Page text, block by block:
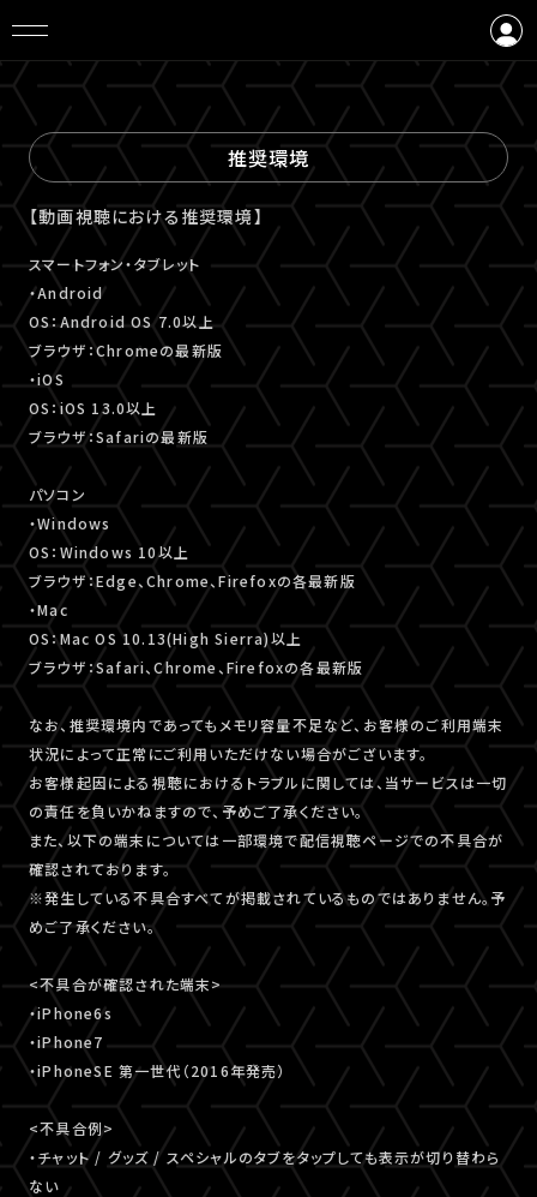
会員登録
推奨環境
【動画視聴における推奨環境】
スマートフォン・タブレット
・Android
OS：Android OS 7.0以上
ブラウザ：Chromeの最新版
・iOS
OS：iOS 13.0以上
ブラウザ：Safariの最新版
パソコン
・Windows
OS：Windows 10以上
ブラウザ：Edge、Chrome、Firefoxの各最新版
・Mac
OS：Mac OS 10.13(High Sierra)以上
ブラウザ：Safari、Chrome、Firefoxの各最新版
なお、推奨環境内であってもメモリ容量不足など、お客様のご利用端末
状況によって正常にご利用いただけない場合がございます。
お客様起因による視聴におけるトラブルに関しては、当サービスは一切
の責任を負いかねますので、予めご了承ください。
また、以下の端末については一部環境で配信視聴ページでの不具合が
確認されております。
※発生している不具合すべてが掲載されているものではありません。予
めご了承ください。
<不具合が確認された端末>
・iPhone6s
・iPhone7
・iPhoneSE 第一世代（2016年発売）
<不具合例>
・チャット / グッズ / スペシャルのタブをタップしても表示が切り替わら
ない